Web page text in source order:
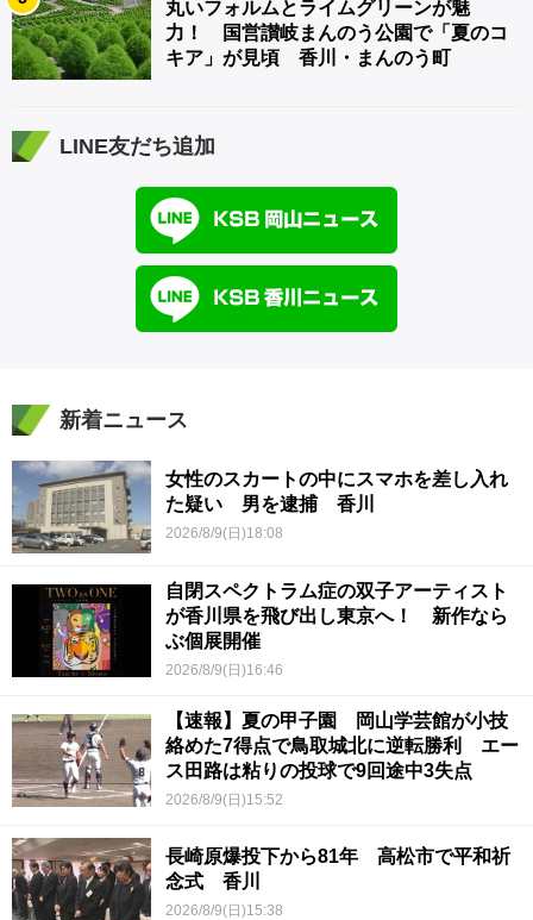
丸いフォルムとライムグリーンが魅
力！ 国営讃岐まんのう公園で「夏のコ
キア」が見頃 香川・まんのう町
LINE友だち追加
新着ニュース
女性のスカートの中にスマホを差し入れ
た疑い 男を逮捕 香川
2026/8/9(日)18:08
自閉スペクトラム症の双子アーティスト
が香川県を飛び出し東京へ！ 新作なら
ぶ個展開催
2026/8/9(日)16:46
【速報】夏の甲子園 岡山学芸館が小技
絡めた7得点で鳥取城北に逆転勝利 エー
ス田路は粘りの投球で9回途中3失点
2026/8/9(日)15:52
長崎原爆投下から81年 高松市で平和祈
念式 香川
2026/8/9(日)15:38